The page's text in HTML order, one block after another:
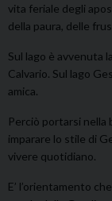
vita feriale degli
della paura, delle
Sul lago è avvenuta
Calvario. Sul lago
amica.
Perciò portarsi nella
imparare lo stile di
vivere quotidiano.
E’ l’orientamento